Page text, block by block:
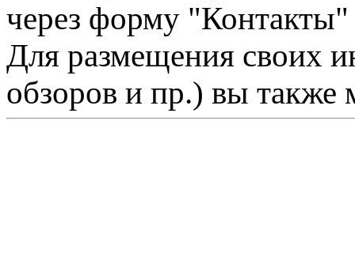
через форму "Контакты"
Для размещения своих
обзоров и пр.) вы также